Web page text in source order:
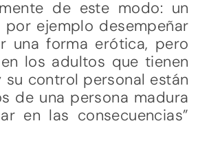
de este modo: un
ejemplo desempeñar
una forma erótica, pero
los adultos que tienen
control personal están
de una persona madura
en las consecuencias”